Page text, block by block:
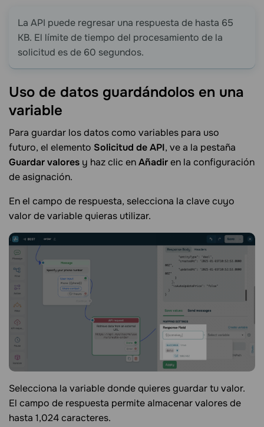
La API puede regresar una respuesta de hasta 65
KB. El límite de tiempo del procesamiento de la
solicitud es de 60 segundos.
Uso de datos guardándolos en una
variable
Para guardar los datos como variables para uso
futuro, el elemento Solicitud de API, ve a la pestaña
Guardar valores y haz clic enAñadiren la configuración
de asignación.
En el campo de respuesta, selecciona la clave cuyo
valor de variable quieras utilizar.
Selecciona la variable donde quieres guardar tu valor.
El campo de respuesta permite almacenar valores de
hasta 1,024 caracteres.